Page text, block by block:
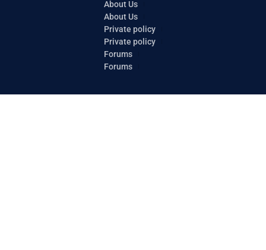
About Us
About Us
Private policy
Private policy
Forums
Forums